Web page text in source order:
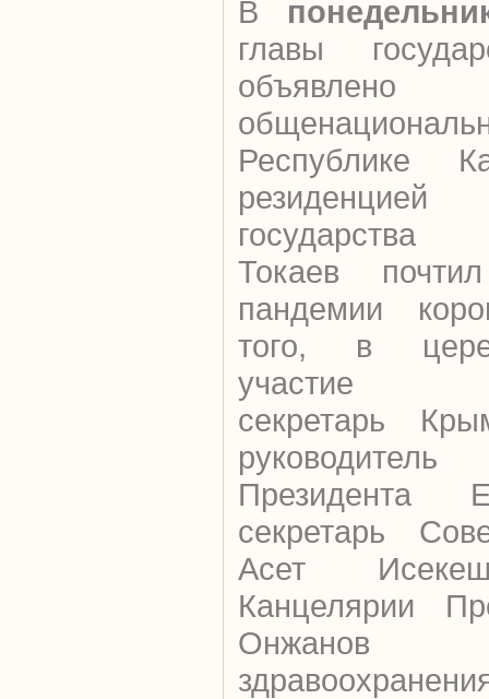
В
главы
Республике
Токаев
пандемии
того, в
участие
секретарь
Президента
секретарь
Асет
Канцелярии
Онжанов